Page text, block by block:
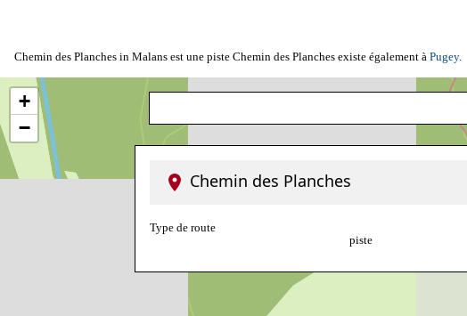
Chemin des Planches in Malans est une piste Chemin des Planches existe également à Pugey.
Chemin des Planches
Type de route
piste
+
−